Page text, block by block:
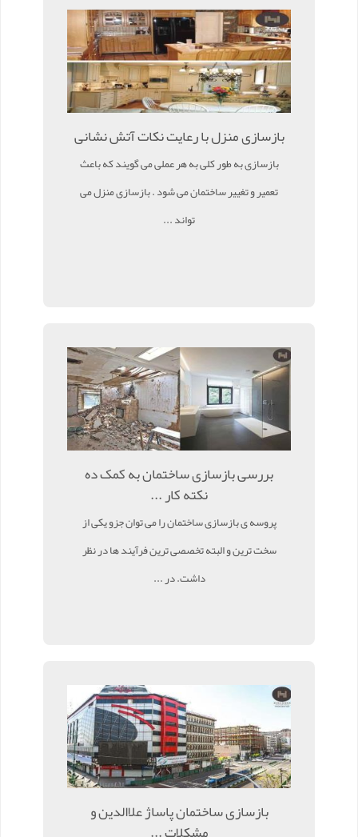
بازسازی منزل با رعایت نکات آتش نشانی
بازسازی به طور کلی به هر عملی می گویند که باعث
تعمیر و تغییر ساختمان می شود . بازسازی منزل می
تواند ...
بررسی بازسازی ساختمان به کمک ده
نکته کار ...
پروسه ی بازسازی ساختمان را می توان جزو یکی از
سخت ترین و البته تخصصی ترین فرآیند ها در نظر
داشت. در ...
بازسازی ساختمان پاساژ علاالدین و